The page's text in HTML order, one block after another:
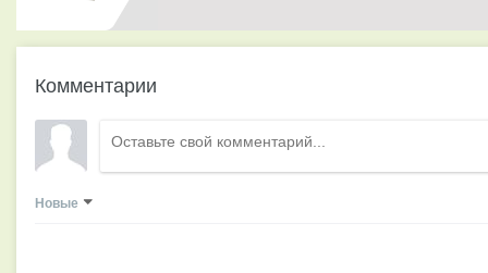
Комментарии
Новые